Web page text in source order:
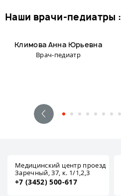
наши врачи-педиатры :
Климова Анна Юрьевна
Врач-педиатр
Медицинский центр проезд
Заречный, 37, к. 1/1,2,3
+7 (3452) 500-617